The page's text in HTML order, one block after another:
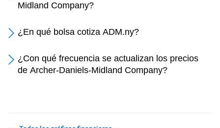
Midland Company?
¿En qué bolsa cotiza ADM.ny?
¿Con qué frecuencia se actualizan los precios
de Archer-Daniels-Midland Company?